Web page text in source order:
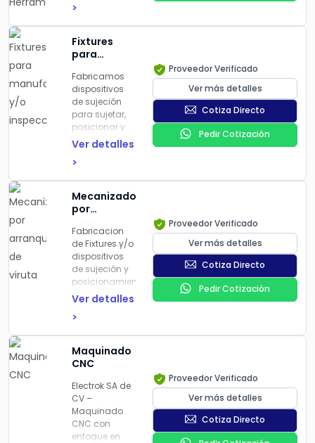
herramientas
de sujeción,
inspección o
ensamble con
alta precisión.
📐 Fixtures de
soldadura,
posicionadores,
dispositivos
de atornillado
en acero,
aluminio y
🎯 Alta
repetibilidad y
facilidad de
uso para el
operador
🔧 Diseños
personalizados
listos para
producción o
automatización
>
Fixtures
para
y/o
inspección.
Fabricamos
dispositivos
de sujeción
para sujetar,
posicionar y
ubicar una
trabajo con
precisión
durante un
proceso de
fabricación o
inspección.
Ver detalles
>
Proveedor Verificado
Ver más detalles
Cotiza Directo
Pedir Cotización
Mecanizados
por
de viruta
Fabricacion
de Fixtures y/o
dispositivos
de sujeción y
posicionamiento
diseñado
mantener una
pieza de
trabajo en
una
ubicación
precisa y
estable
durante un
proceso de
fabricación,
Ver detalles
>
Proveedor Verificado
Ver más detalles
Cotiza Directo
Pedir Cotización
Maquinado
CNC
Electrok SA de
CV –
Maquinado
CNC con
enfoque en
Proveedor Verificado
Ver más detalles
Cotiza Directo